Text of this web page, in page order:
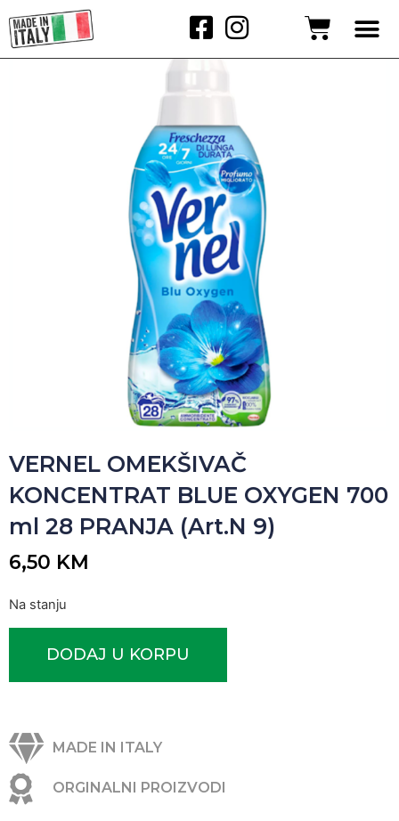
VERNEL OMEKŠIVAČ
KONCENTRAT BLUE OXYGEN 700
ml 28 PRANJA (Art.N 9)
6,50 KM
Na stanju
DODAJ U KORPU
MADE IN ITALY
ORGINALNI PROIZVODI